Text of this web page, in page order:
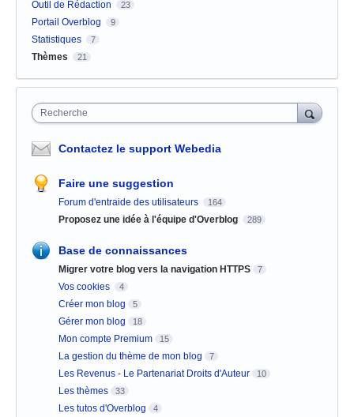
Outil de Rédaction 23
Portail Overblog 9
Statistiques 7
Thèmes 21
Recherche
Contactez le support Webedia
Faire une suggestion
Forum d'entraide des utilisateurs 164
Proposez une idée à l'équipe d'Overblog 289
Base de connaissances
Migrer votre blog vers la navigation HTTPS 7
Vos cookies 4
Créer mon blog 5
Gérer mon blog 18
Mon compte Premium 15
La gestion du thème de mon blog 7
Les Revenus - Le Partenariat Droits d'Auteur 10
Les thèmes 33
Les tutos d'Overblog 4